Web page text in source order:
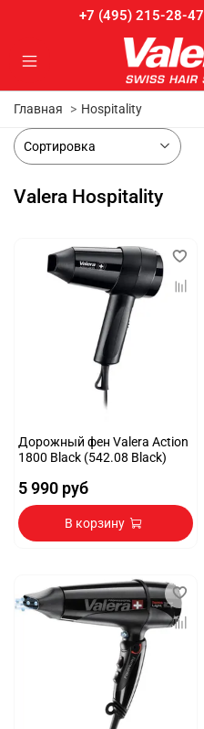
+7 (495) 215-28-47
Главная Hospitality
Valera Hospitality
Дорожный фен Valera Action
1800 Black (542.08 Black)
5 990 руб
В корзину